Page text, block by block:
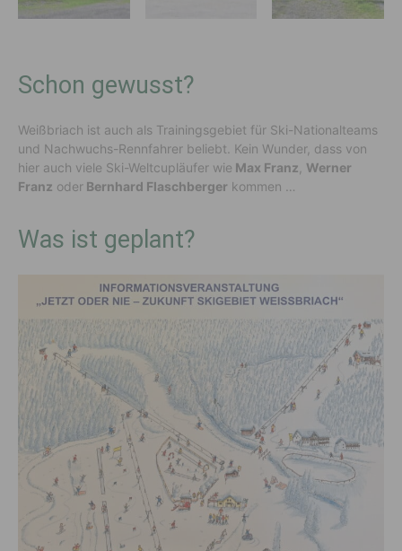
Schon gewusst?
Weißbriach ist auch als Trainingsgebiet für Ski-Nationalteams
und Nachwuchs-Rennfahrer beliebt. Kein Wunder, dass von
hier auch viele Ski-Weltcupläufer wie Max Franz Werner
Franz oder Bernhard Flaschberger kommen …
Was ist geplant?